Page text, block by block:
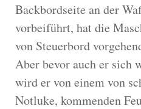
Backbordseite an der
vorbeiführt, hat die
von Steuerbord
Aber bevor auch er sich
wird er von einem von
Notluke, kommenden